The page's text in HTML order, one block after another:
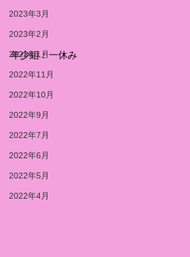
2023年3月
2023年2月
2023年1月
2022年11月
2022年10月
2022年9月
2022年7月
2022年6月
2022年5月
2022年4月
年少組：一休み